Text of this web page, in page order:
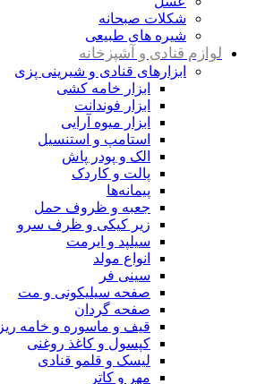
شکلات صبحانه
شیره های طبیعی
لوازم قنادی و آشپزخانه
ابزارهای قنادی و شیرینی پزی
ابزار خامه کشی
ابزار فوندانت
ابزار میوه آرایی
استامپ و استنسیل
الک و پودر پاش
پالت و کاردک
پیمانه‌ها
جعبه و ظروف حمل
زیر کیکی و ظرف سرو
سیلپد و ایرمت
انواع مولد
سینی فر
صفحه سیلیکونی و مت
صفحه گردان
قیف و ماسوره و خامه ریز
کپسول و کاغذ روغنی
لیسک و قلمو قنادی
مهر و کاتر